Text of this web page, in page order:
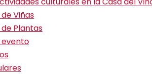
Viñas
Plantas
evento